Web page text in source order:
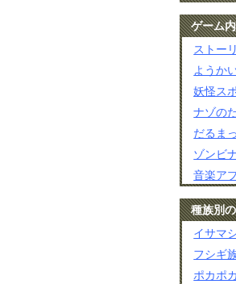
ゲーム
ストー
ようか
妖怪ス
ナゾの
だるま
ゾンビ
音楽ア
種族別
イサマ
フシギ
ポカポ